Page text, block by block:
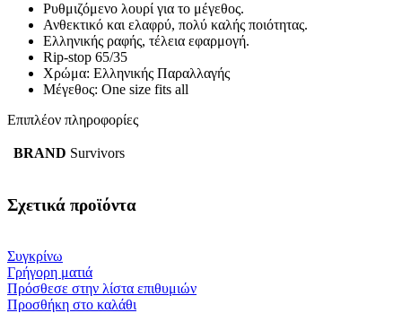
Ρυθμιζόμενο λουρί για το μέγεθος.
Ανθεκτικό και ελαφρύ, πολύ καλής ποιότητας.
Ελληνικής ραφής, τέλεια εφαρμογή.
Rip-stop 65/35
Χρώμα: Ελληνικής Παραλλαγής
Mέγεθος: Οne size fits all
Επιπλέον πληροφορίες
BRAND Survivors
Σχετικά προϊόντα
Συγκρίνω
Γρήγορη ματιά
Πρόσθεσε στην λίστα επιθυμιών
Προσθήκη στο καλάθι